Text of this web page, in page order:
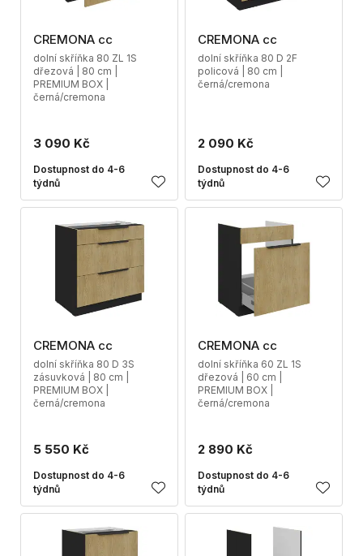
CREMONA cc
dolní skříňka 80 ZL 1S
dřezová | 80 cm |
PREMIUM BOX |
černá/cremona
3 090 Kč
Dostupnost do 4-6
týdnů
CREMONA cc
dolní skříňka 80 D 2F
policová | 80 cm |
černá/cremona
2 090 Kč
Dostupnost do 4-6
týdnů
CREMONA cc
dolní skříňka 80 D 3S
zásuvková | 80 cm |
PREMIUM BOX |
černá/cremona
5 550 Kč
Dostupnost do 4-6
týdnů
CREMONA cc
dolní skříňka 60 ZL 1S
dřezová | 60 cm |
PREMIUM BOX |
černá/cremona
2 890 Kč
Dostupnost do 4-6
týdnů